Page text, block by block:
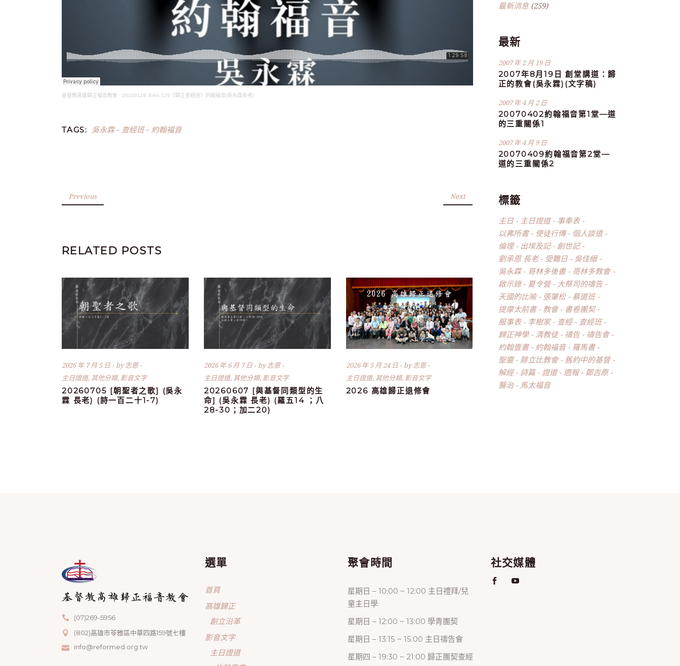
基督教高雄歸正福音教會 · 20100128 John 129《歸正查經班》約翰福音(吳永霖長老)
TAGS: 吳永霖- 查經班- 約翰福音
Previous Next
RELATED POSTS
2026 年 7 月 5 日 by志恩
主日證道, 其他分類, 影音文字
20260705 [朝聖者之歌] (吳永
霖 長老) (詩一百二十1-7)
2026 年 6 月 7 日 by志恩
主日證道, 其他分類, 影音文字
20260607 [與基督同類型的生
命] (吳永霖 長老) (羅五14 ；八
28-30；加二20)
2026 年 5 月 24 日 by志恩
主日證道, 其他分類, 影音文字
2026 高雄歸正退修會
最新消息(259)
最新
2007 年 2 月 19 日
2007年8月19日 創堂講道：歸
正的教會(吳永霖)(文字稿)
2007 年 4 月 2 日
20070402約翰福音第1堂—道
的三重關係1
2007 年 4 月 9 日
20070409約翰福音第2堂—
道的三重關係2
標籤
主日 主日證道
事奉表
以弗所書
使徒行傳
個人談道
倫理
出埃及記
創世記
劉承恩 長老
受難日
吳佳縉
吳永霖
哥林多後書
哥林多教會
啟示錄
夏令營
大祭司的禱告
天國的比喻
張肇松
慕道班
提摩太前書
教會
書卷團契
服事表
李樹家 查經
查經班
歸正神學
清教徒 禱告
禱告會
約翰壹書
約翰福音
羅馬書
聖靈
腓立比教會
舊約中的基督
解經
詩篇 證道 週報
鄭吉原
醫治
馬太福音
(07)269-5956
(802)高雄市苓雅區中華四路159號七樓
info@reformed.org.tw
選單
首頁
高雄歸正
創立沿革
影音文字
主日證道
聚會時間
星期日 – 10:00 ~ 12:00 主日禮拜/兒
童主日學
星期日 – 12:00 ~ 13:00 學青團契
星期日 – 13:15 ~ 15:00 主日禱告會
星期四 – 19:30 ~ 21:00 歸正團契查經
社交媒體